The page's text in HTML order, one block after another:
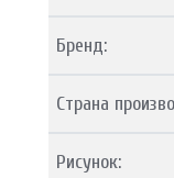
Бренд:
Страна
Рисунок: